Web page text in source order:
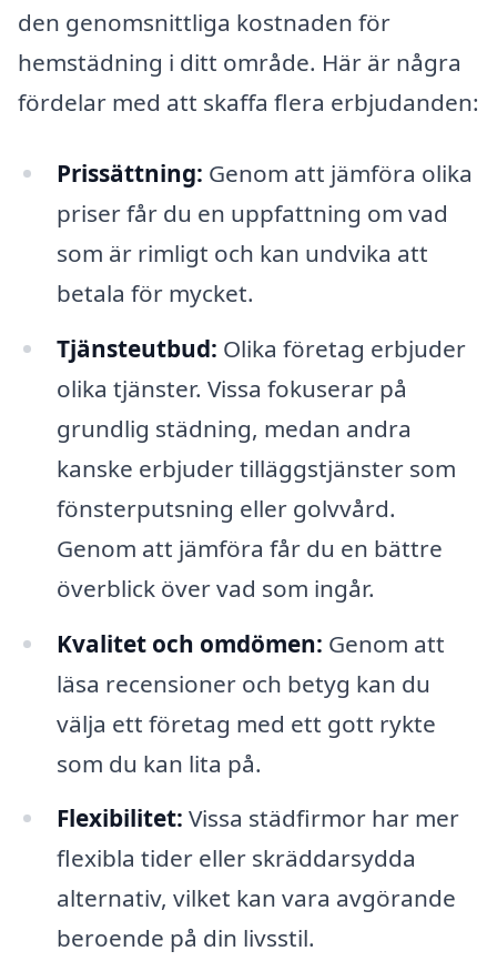
den genomsnittliga kostnaden för
hemstädning i ditt område. Här är några
fördelar med att skaffa flera erbjudanden:
Prissättning: Genom att jämföra olika
priser får du en uppfattning om vad
som är rimligt och kan undvika att
betala för mycket.
Tjänsteutbud: Olika företag erbjuder
olika tjänster. Vissa fokuserar på
grundlig städning, medan andra
kanske erbjuder tilläggstjänster som
fönsterputsning eller golvvård.
Genom att jämföra får du en bättre
överblick över vad som ingår.
Kvalitet och omdömen: Genom att
läsa recensioner och betyg kan du
välja ett företag med ett gott rykte
som du kan lita på.
Flexibilitet: Vissa städfirmor har mer
flexibla tider eller skräddarsydda
alternativ, vilket kan vara avgörande
beroende på din livsstil.